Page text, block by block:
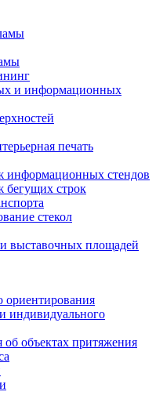
и информационных
печать
информационных стендов
бегущих строк
стекол
выставочных площадей
ориентирования
индивидуального
объектах притяжения